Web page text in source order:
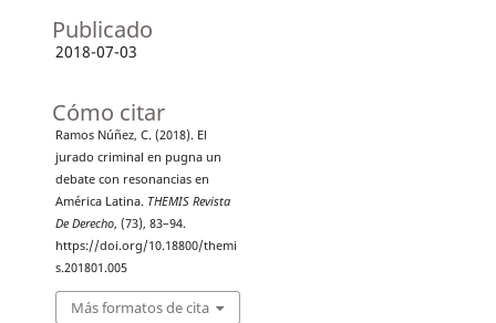
Publicado
2018-07-03
Cómo citar
Ramos Núñez, C. (2018). El
jurado criminal en pugna un
debate con resonancias en
América Latina. THEMIS Revista
De Derecho, (73), 83–94.
https://doi.org/10.18800/themi
s.201801.005
Más formatos de cita